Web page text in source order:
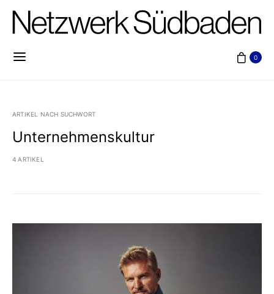
0
ARTIKEL NACH SUCHWORT
Unternehmenskultur
4 ARTIKEL